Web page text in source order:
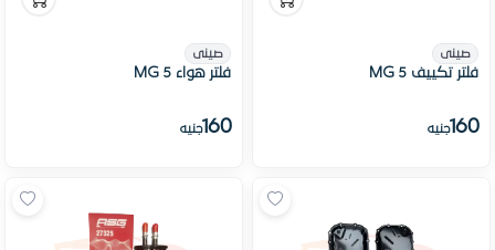
صينى
فلتر تكييف MG 5
160جنيه
صينى
فلتر هواء MG 5
160جنيه